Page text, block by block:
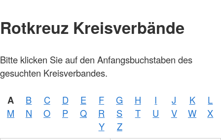
Rotkreuz Kreisverbände
Bitte klicken Sie auf den Anfangsbuchstaben des
gesuchten Kreisverbandes.
A B C D E F G H I J K
L
M
N O P Q R S T U V W
X
Y
Z